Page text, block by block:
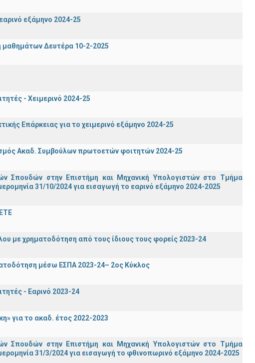
εξάμηνο 2024-25
μαθημάτων Δευτέρα 10-2-2025
- Χειμερινό 2024-25
Επάρκειας για το χειμερινό εξάμηνο 2024-25
Ακαδ. Συμβούλων πρωτοετών φοιτητών 2024-25
Σπουδών στην Επιστήμη και Μηχανική Υπολογιστών στο Τμήμα
31/10/2024 για εισαγωγή το εαρινό εξάμηνο 2024-2025
με χρηματοδότηση από τους ίδιους τους φορείς 2023-24
μέσω ΕΣΠΑ 2023-24– 2ος Κύκλος
- Εαρινό 2023-24
για το ακαδ. έτος 2022-2023
Σπουδών στην Επιστήμη και Μηχανική Υπολογιστών στο Τμήμα
31/3/2024 για εισαγωγή το φθινοπωρινό εξάμηνο 2024-2025